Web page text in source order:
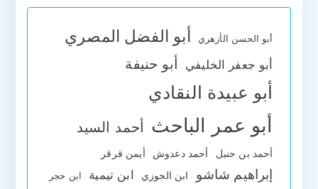
أبو الحسن الأزهري أبو الفضل المصري
أبو جعفر الخليفي أبو حنيفة
أبو عبيدة النقادي
أبو عمر الباحث أحمد السيد
أحمد بن حنبل أحمد دعدوش أيمن قرقر
إبراهيم شاشو ابن الجوزي ابن تيمية ابن حجر